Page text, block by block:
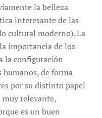
la belleza
interesante de las
cultural moderno). La
importancia de los
la configuración
humanos, de forma
por su distinto papel
relevante,
es un buen